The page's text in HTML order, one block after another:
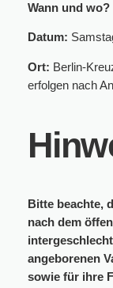
Wann und wo?
Datum:
Ort: Berlin-
erfolgen nach
Bitte beachte,
nach dem
angeborenen
sowie für ihre